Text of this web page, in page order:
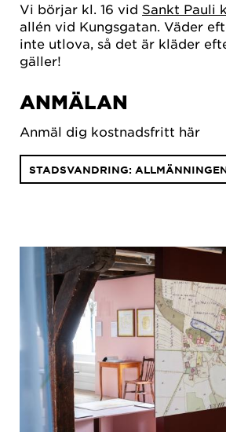
Vi börjar kl. 16 vid Sankt Pauli
allén vid Kungsgatan. Väder
inte utlova, så det är kläder
gäller!
ANMÄLAN
Anmäl dig kostnadsfritt här
STADSVANDRING: